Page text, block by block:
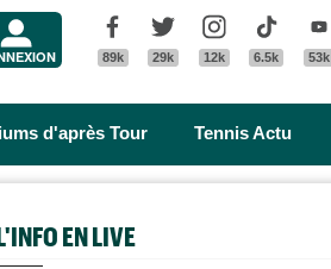
Facebook
89k
Twitter
29k
Instagram
12k
Tik Tok
6.5k 53k
d'après Tour Tennis Actu
EN LIVE